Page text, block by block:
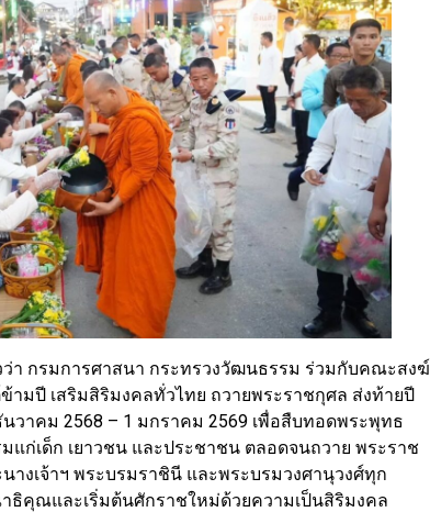
า กรมการศาสนา กระทรวงวัฒนธรรม ร่วมกับคณะสงฆ์
มปี เสริมสิริมงคลทั่วไทย ถวายพระราชกุศล ส่งท้ายปี
วาคม 2568 – 1 มกราคม 2569 เพื่อสืบทอดพระพุทธ
ก่เด็ก เยาวชน และประชาชน ตลอดจนถวาย พระราช
างเจ้าฯ พระบรมราชินี และพระบรมวงศานุวงศ์ทุก
คุณและเริ่มต้นศักราชใหม่ด้วยความเป็นสิริมงคล